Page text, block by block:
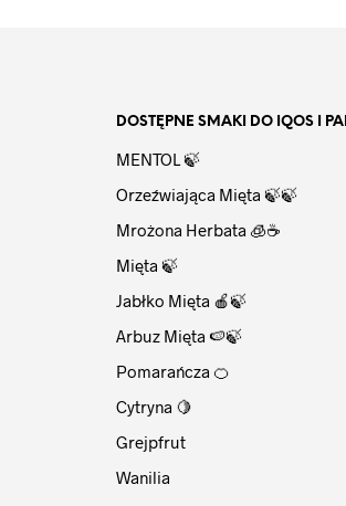
DOSTĘPNE SMAKI DO IQOS I
MENTOL 🍃
Orzeźwiająca Mięta 🍃🍃
Mrożona Herbata 🧊☕
Mięta 🍃
Jabłko Mięta 🍎🍃
Arbuz Mięta 🍉🍃
Pomarańcza 🍊
Cytryna 🍋
Grejpfrut
Wanilia